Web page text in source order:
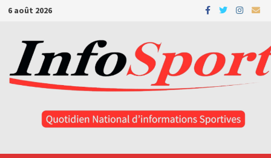
Passer
contenu
6 août 2026